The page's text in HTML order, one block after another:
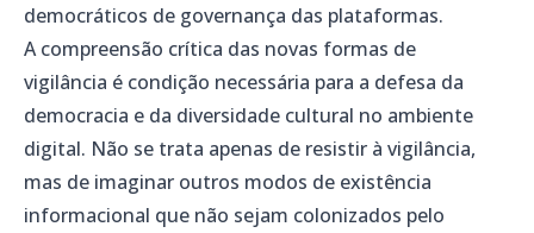
democráticos de governança das plataformas.
A compreensão crítica das novas formas de
vigilância é condição necessária para a defesa da
democracia e da diversidade cultural no ambiente
digital. Não se trata apenas de resistir à vigilância,
mas de imaginar outros modos de existência
informacional que não sejam colonizados pelo